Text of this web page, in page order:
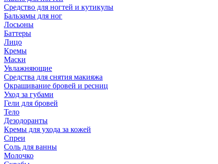
Средство для ногтей и кутикулы
Бальзамы для ног
Лосьоны
Баттеры
Лицо
Кремы
Маски
Увлажняющие
Средства для снятия макияжа
Окрашивание бровей и ресниц
Уход за губами
Гели для бровей
Тело
Дезодоранты
Кремы для ухода за кожей
Спреи
Соль для ванны
Молочко